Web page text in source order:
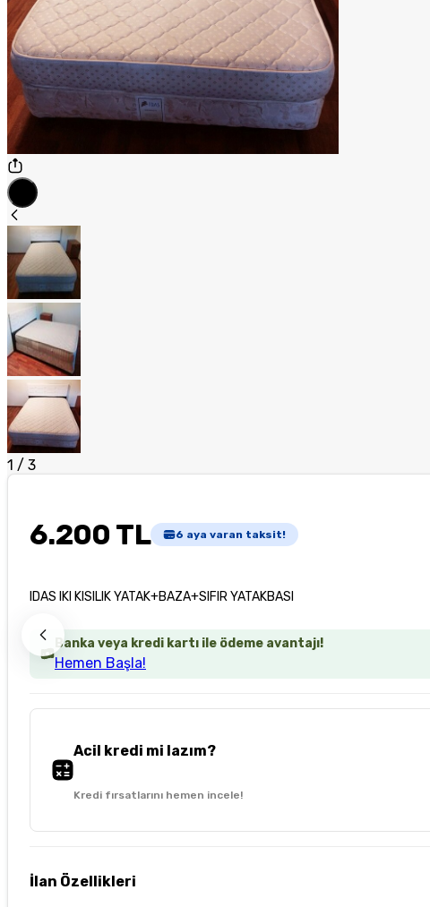
1 / 3
6.200 TL 6 aya varan taksit!
IDAS IKI KISILIK YATAK+BAZA+SIFIR YATAKBASI
Banka veya kredi kartı ile ödeme avantajı!
Hemen Başla!
Acil kredi mi lazım?
Kredi fırsatlarını hemen incele!
İlan Özellikleri